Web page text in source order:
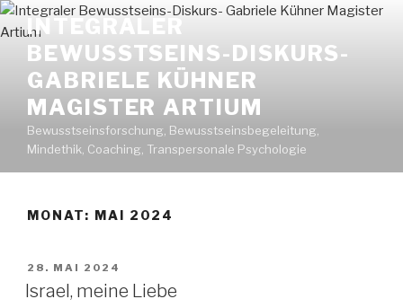
Zum
Inhalt
springen
INTEGRALER
BEWUSSTSEINS-DISKURS-
GABRIELE KÜHNER
MAGISTER ARTIUM
Bewusstseinsforschung, Bewusstseinsbegeleitung,
Mindethik, Coaching, Transpersonale Psychologie
MONAT: MAI 2024
VERÖFFENTLICHT
AM
28. MAI 2024
Israel, meine Liebe